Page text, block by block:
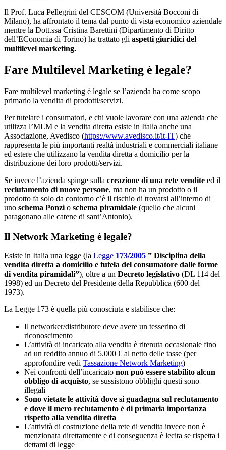
Il Prof. Luca Pellegrini del CESCOM (Università Bocconi di
Milano), ha affrontato il tema dal punto di vista economico aziendale
mentre la Dott.ssa Cristina Barettini (Dipartimento di Diritto
dell’EConomia di Torino) ha trattato gli aspetti giuridici del
multilevel marketing.
Fare Multilevel Marketing è legale?
Fare multilevel marketing è legale se l’azienda ha come scopo
primario la vendita di prodotti/servizi.
Per tutelare i consumatori, e chi vuole lavorare con una azienda che
utilizza l’MLM e la vendita diretta esiste in Italia anche una
Associazione, Avedisco (https://www.avedisco.it/it-IT) che
rappresenta le più importanti realtà industriali e commerciali italiane
ed estere che utilizzano la vendita diretta a domicilio per la
distribuzione dei loro prodotti/servizi.
Se invece l’azienda spinge sulla creazione di una rete vendite ed il
reclutamento di nuove persone, ma non ha un prodotto o il
prodotto fa solo da contorno c’è il rischio di trovarsi all’interno di
uno schema Ponzi o schema piramidale (quello che alcuni
paragonano alle catene di sant’Antonio).
Il Network Marketing è legale?
Esiste in Italia una legge (la Legge 173/2005 ” Disciplina della
vendita diretta a domicilio e tutela del consumatore dalle forme
di vendita piramidali”), oltre a un Decreto legislativo (DL 114 del
1998) ed un Decreto del Presidente della Repubblica (600 del
1973).
La Legge 173 è quella più conosciuta e stabilisce che:
Il networker/distributore deve avere un tesserino di
riconoscimento
L’attività di incaricato alla vendita è ritenuta occasionale fino
ad un reddito annuo di 5.000 € al netto delle tasse (per
approfondire vedi Tassazione Network Marketing)
Nei confronti dell’incaricato non può essere stabilito alcun
obbligo di acquisto, se sussistono obblighi questi sono
illegali
Sono vietate le attività dove si guadagna sul reclutamento
e dove il mero reclutamento è di primaria importanza
rispetto alla vendita diretta
L’attività di costruzione della rete di vendita invece non è
menzionata direttamente e di conseguenza è lecita se rispetta i
dettami di legge